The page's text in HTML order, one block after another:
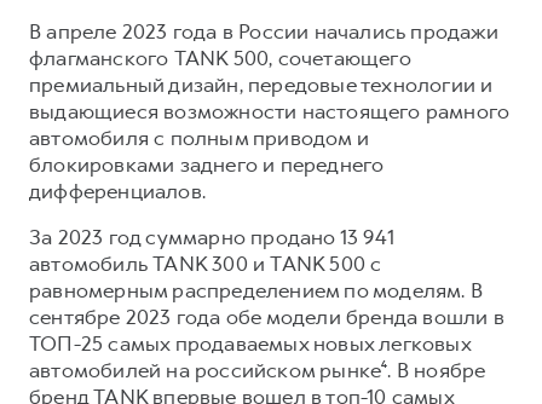
В апреле 2023 года в России начались продажи
флагманского TANK 500, сочетающего
премиальный дизайн, передовые технологии и
выдающиеся возможности настоящего рамного
автомобиля с полным приводом и
блокировками заднего и переднего
дифференциалов.
За 2023 год суммарно продано 13 941
автомобиль TANK 300 и TANK 500 с
равномерным распределением по моделям. В
сентябре 2023 года обе модели бренда вошли в
ТОП-25 самых продаваемых новых легковых
автомобилей на российском рынке⁴. В ноябре
бренд TANK впервые вошел в топ-10 самых